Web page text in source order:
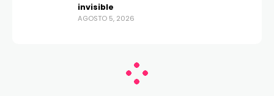
invisible
AGOSTO 5, 2026